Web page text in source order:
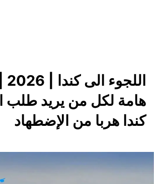
هامة لكل من يريد طلب
كندا هربا من الإضطهاد